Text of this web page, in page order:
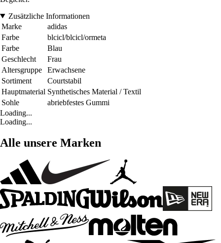
Zusätzliche Informationen
Marke
adidas
Farbe
blcicl/blcicl/ormeta
Farbe
Blau
Geschlecht
Frau
Altersgruppe
Erwachsene
Sortiment
Courtstabil
Hauptmaterial Synthetisches Material / Textil
Sohle
abriebfestes Gummi
Loading...
Loading...
Alle unsere Marken